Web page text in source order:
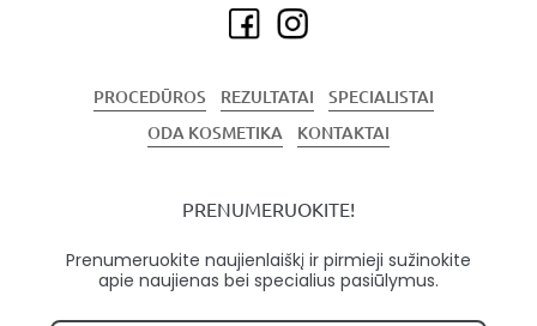
PROCEDŪROS REZULTATAI
SPECIALISTAI
ODA KOSMETIKA
KONTAKTAI
PRENUMERUOKITE!
Prenumeruokite naujienlaiškį ir pirmieji sužinokite
apie naujienas bei specialius pasiūlymus.